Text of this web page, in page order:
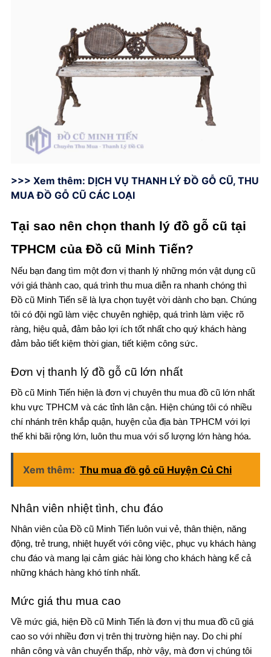
>>> Xem thêm: DỊCH VỤ THANH LÝ ĐỒ GỖ CŨ, THU
MUA ĐỒ GỖ CŨ CÁC LOẠI
Tại sao nên chọn thanh lý đồ gỗ cũ tại
TPHCM của Đồ cũ Minh Tiến?
Nếu bạn đang tìm một đơn vị thanh lý những món vật dụng cũ
với giá thành cao, quá trình thu mua diễn ra nhanh chóng thì
Đồ cũ Minh Tiến sẽ là lựa chọn tuyệt vời dành cho bạn. Chúng
tôi có đội ngũ làm việc chuyên nghiệp, quá trình làm việc rõ
ràng, hiệu quả, đảm bảo lợi ích tốt nhất cho quý khách hàng
đảm bảo tiết kiệm thời gian, tiết kiệm công sức.
Đơn vị thanh lý đồ gỗ cũ lớn nhất
Đồ cũ Minh Tiến hiện là đơn vị chuyên thu mua đồ cũ lớn nhất
khu vực TPHCM và các tỉnh lân cận. Hiện chúng tôi có nhiều
chí nhánh trên khắp quận, huyện của địa bàn TPHCM với lợi
thế khi bãi rộng lớn, luôn thu mua với số lượng lớn hàng hóa.
Xem thêm: Thu mua đồ gỗ cũ Huyện Củ Chi
Nhân viên nhiệt tình, chu đáo
Nhân viên của Đồ cũ Minh Tiến luôn vui vẻ, thân thiện, năng
động, trẻ trung, nhiệt huyết với công việc, phục vụ khách hàng
chu đáo và mang lại cảm giác hài lòng cho khách hàng kể cả
những khách hàng khó tính nhất.
Mức giá thu mua cao
Về mức giá, hiện Đồ cũ Minh Tiến là đơn vị thu mua đồ cũ giá
cao so với nhiều đơn vị trên thị trường hiện nay. Do chi phí
nhân công và vân chuyển thấp, nhờ vậy, mà đơn vị chúng tôi